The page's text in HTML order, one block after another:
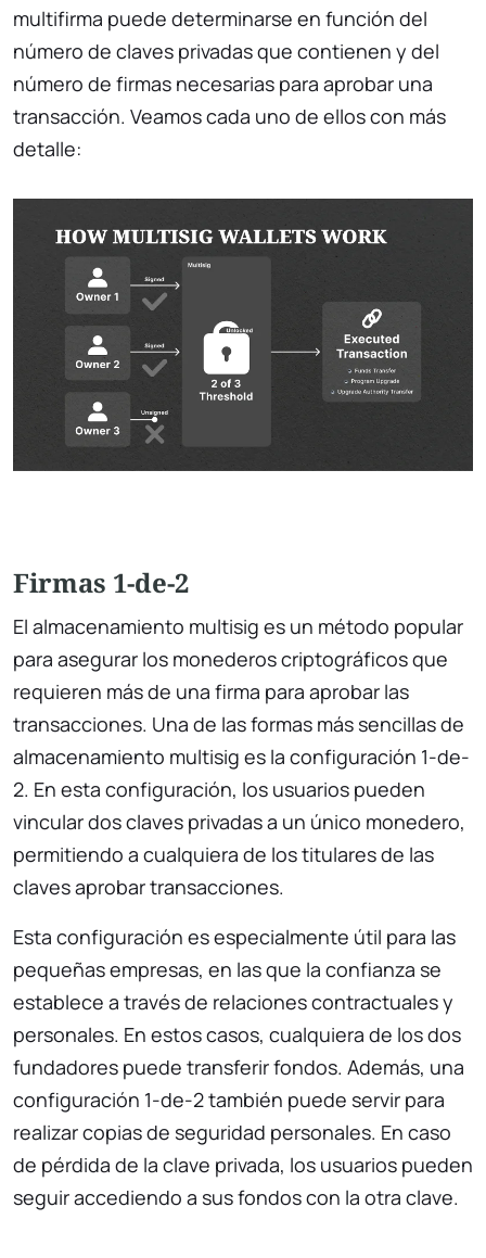
multifirma puede determinarse en función del
número de claves privadas que contienen y del
número de firmas necesarias para aprobar una
transacción. Veamos cada uno de ellos con más
detalle:
Firmas 1-de-2
El almacenamiento multisig es un método popular
para asegurar los monederos criptográficos que
requieren más de una firma para aprobar las
transacciones. Una de las formas más sencillas de
almacenamiento multisig es la configuración 1-de-
2. En esta configuración, los usuarios pueden
vincular dos claves privadas a un único monedero,
permitiendo a cualquiera de los titulares de las
claves aprobar transacciones.
Esta configuración es especialmente útil para las
pequeñas empresas, en las que la confianza se
establece a través de relaciones contractuales y
personales. En estos casos, cualquiera de los dos
fundadores puede transferir fondos. Además, una
configuración 1-de-2 también puede servir para
realizar copias de seguridad personales. En caso
de pérdida de la clave privada, los usuarios pueden
seguir accediendo a sus fondos con la otra clave.